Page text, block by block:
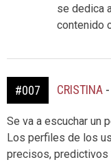
se dedica
contenido
#007 CRISTINA -
Se va a escuchar un
Los perfiles de los
precisos, predictivos